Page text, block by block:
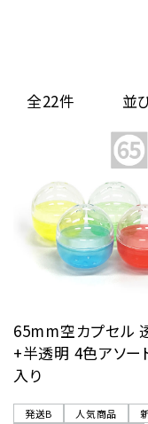
販促用カプセ
よ
ご
06-
全22件 並
65mm空カプセル
+半透明 4色アソー
入り
発送B 人気商品